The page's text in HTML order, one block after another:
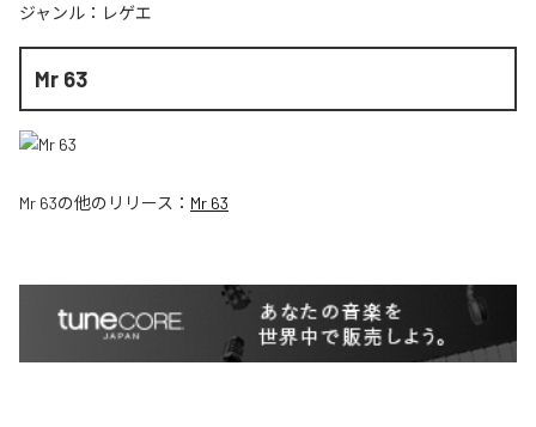
ジャンル： レゲエ
Mr 63
Mr 63の他のリリース： Mr 63